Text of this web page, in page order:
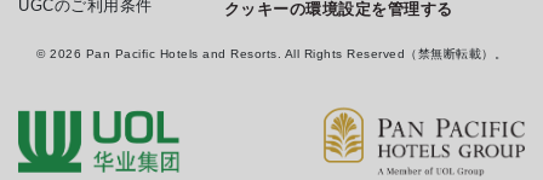
UGCのご利用条件
クッキーの環境設定を管理する
© 2026 Pan Pacific Hotels and Resorts. All Rights Reserved（禁無断転載）。
option
1
being